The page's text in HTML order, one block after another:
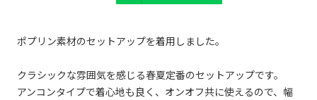
ポプリン素材のセットアップを着用しました。
クラシックな雰囲気を感じる春夏定番のセットアップです。
アンコンタイプで着心地も良く、オンオフ共に使えるので、幅